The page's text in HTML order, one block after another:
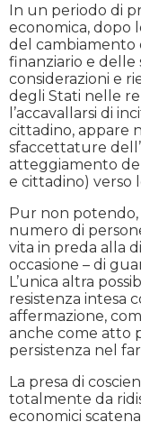
In un periodo di
economica, dopo
del cambiamento
finanziario e
considerazioni e
degli Stati nelle
l’accavallarsi di
cittadino, appare
sfaccettature
atteggiamento
e cittadino) verso
Pur non potendo,
numero di
vita in preda alla
occasione – di
L’unica altra
resistenza intesa
affermazione,
anche come atto
persistenza nel
La presa di
totalmente da
economici